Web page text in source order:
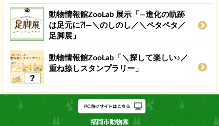
動物情報館ZooLab 展示「―進化の軌跡
は足元に⁈―＼のしのし／＼ペタペタ／
足脚展」
動物情報館ZooLab「＼探して楽しい♪／
重ね捺しスタンプラリー」
福岡市動物園